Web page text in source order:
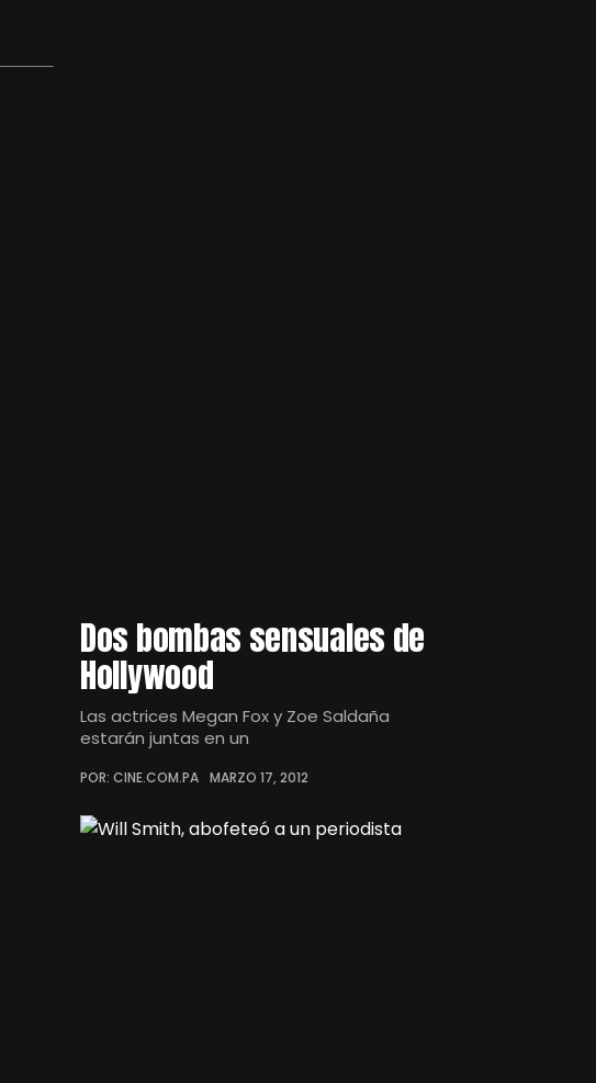
Dos bombas sensuales de
Hollywood
Las actrices Megan Fox y Zoe Saldaña
estarán juntas en un
POR: CINE.COM.PA MARZO 17, 2012